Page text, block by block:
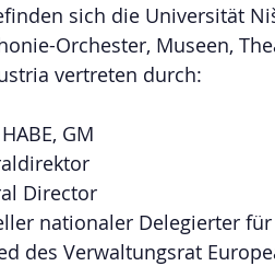
sich die Universität
Orchester, Museen,
vertreten durch:
GM
Director
nationaler Delegierter
des Verwaltungsrat